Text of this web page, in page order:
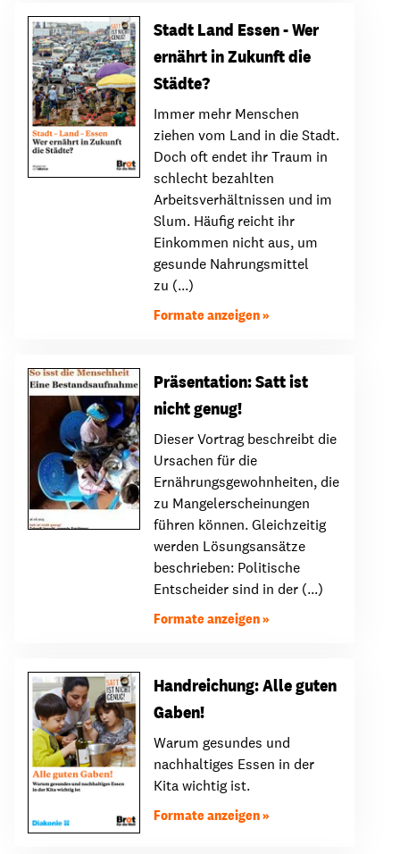
Stadt Land Essen - Wer
ernährt in Zukunft die
Städte?
Immer mehr Menschen
ziehen vom Land in die Stadt.
Doch oft endet ihr Traum in
schlecht bezahlten
Arbeitsverhältnissen und im
Slum. Häufig reicht ihr
Einkommen nicht aus, um
gesunde Nahrungsmittel
zu (...)
Formate anzeigen
Präsentation: Satt ist
nicht genug!
Dieser Vortrag beschreibt die
Ursachen für die
Ernährungsgewohnheiten, die
zu Mangelerscheinungen
führen können. Gleichzeitig
werden Lösungsansätze
beschrieben: Politische
Entscheider sind in der (...)
Formate anzeigen
Handreichung: Alle guten
Gaben!
Warum gesundes und
nachhaltiges Essen in der
Kita wichtig ist.
Formate anzeigen